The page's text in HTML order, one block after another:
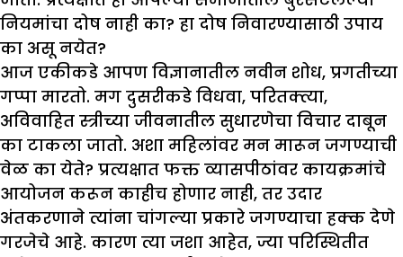
नियमांचा दोष नाही का? हा दोष निवारण्यासाठी उपाय
का असू नयेत?
आज एकीकडे आपण विज्ञानातील नवीन शोध, प्रगतीच्या
गप्पा मारतो. मग दुसरीकडे विधवा, परितक्त्या,
अविवाहित स्त्रीच्या जीवनातील सुधारणेचा विचार दाबून
का टाकला जातो. अशा महिलांवर मन मारून जगण्याची
वेळ का येते? प्रत्यक्षात फक्त व्यासपीठांवर कायक्रमांचे
आयोजन करून काहीच होणार नाही, तर उदार
अंतकरणाने त्यांना चांगल्या प्रकारे जगण्याचा हक्क देणे
गरजेचे आहे. कारण त्या जशा आहेत, ज्या परिस्थितीत